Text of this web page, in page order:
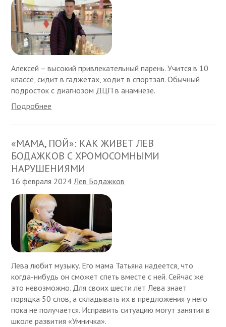
Алексей – высокий привлекательный парень. Учится в 10
классе, сидит в гаджетах, ходит в спортзал. Обычный
подросток с диагнозом ДЦП в анамнезе.
Подробнее
«МАМА, ПОЙ»: КАК ЖИВЕТ ЛЕВ
БОДАЖКОВ С ХРОМОСОМНЫМИ
НАРУШЕНИЯМИ
16 февраля 2024 Лев Бодажков
Лева любит музыку. Его мама Татьяна надеется, что
когда-нибудь он сможет спеть вместе с ней. Сейчас же
это невозможно. Для своих шести лет Лева знает
порядка 50 слов, а складывать их в предложения у него
пока не получается. Исправить ситуацию могут занятия в
школе развития «Умничка».